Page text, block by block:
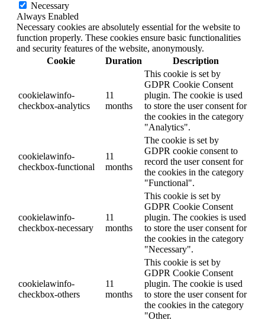
Necessary
Always Enabled
Necessary cookies are absolutely essential for the website to
function properly. These cookies ensure basic functionalities
and security features of the website, anonymously.
Cookie
Duration Description
cookielawinfo-
checkbox-analytics
11
months
This cookie is set by
GDPR Cookie Consent
plugin. The cookie is used
to store the user consent for
the cookies in the category
"Analytics".
cookielawinfo-
checkbox-functional
11
months
The cookie is set by
GDPR cookie consent to
record the user consent for
the cookies in the category
"Functional".
cookielawinfo-
checkbox-necessary
11
months
This cookie is set by
GDPR Cookie Consent
plugin. The cookies is used
to store the user consent for
the cookies in the category
"Necessary".
cookielawinfo-
checkbox-others
11
months
This cookie is set by
GDPR Cookie Consent
plugin. The cookie is used
to store the user consent for
the cookies in the category
"Other.